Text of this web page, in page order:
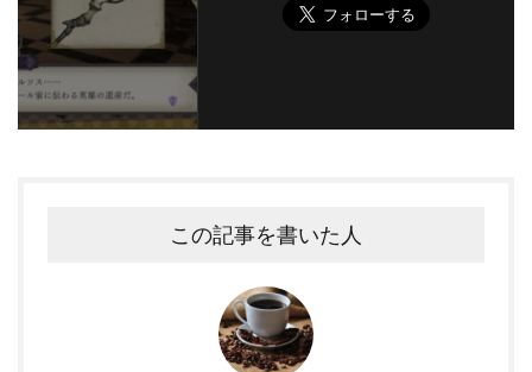
この記事を書いた人